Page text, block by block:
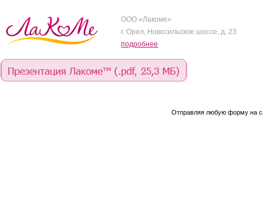
ООО «Лакоме»
г. Орел, Новосильское шоссе, д. 23
подробнее
Отправляя любую форму на